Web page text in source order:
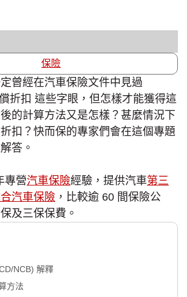
保險
曾經在汽車保險文件中見過
折扣 這些字眼，但怎樣才能獲得這
的計算方法又是怎樣？甚麼情況下
扣？快而保的專家們會在這個專題
答。
專營汽車保險經驗，提供汽車第三
汽車保險 ，比較逾 60 間保險公
及三保保費。
NCB) 解釋
方法